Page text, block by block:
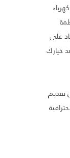
على
خيارك
تقديم